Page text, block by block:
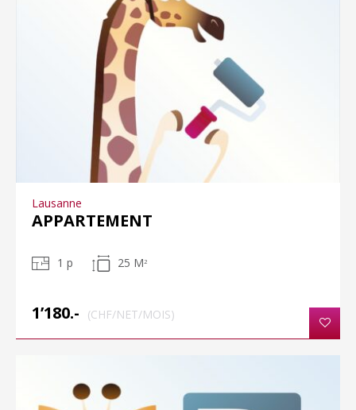
Lausanne
APPARTEMENT
1 p 25 M 2
1’180.- (CHF/NET/MOIS)